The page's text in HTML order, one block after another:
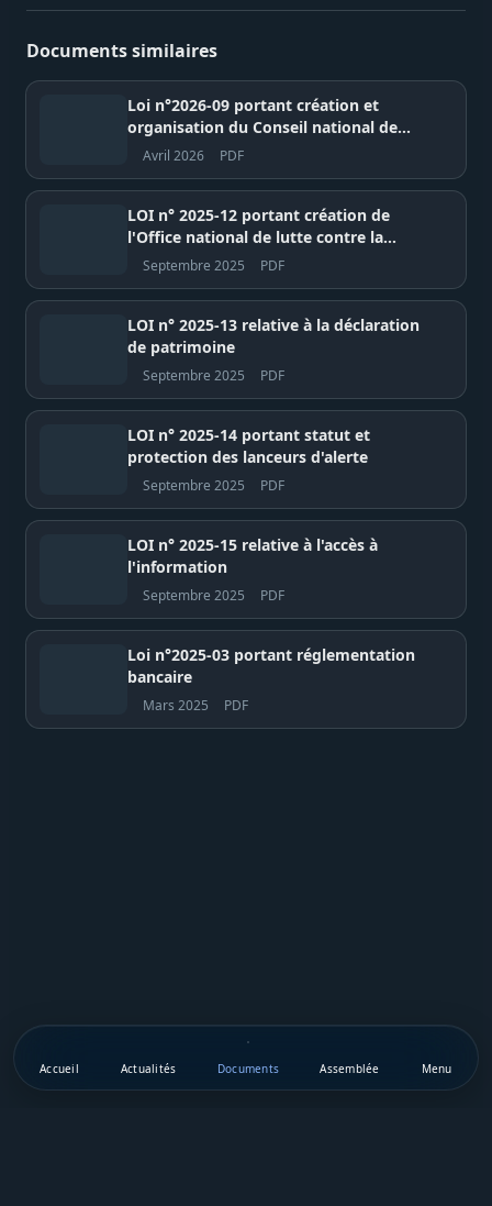
Documents similaires
Loi n°2026-09 portant création et
organisation du Conseil national de
Régulation des Médias (CNRM) –
Avril 2026 PDF
LOI n° 2025-12 portant création de
l'Office national de lutte contre la
Corruption (OFNAC)
Septembre 2025 PDF
LOI n° 2025-13 relative à la déclaration
de patrimoine
Septembre 2025 PDF
LOI n° 2025-14 portant statut et
protection des lanceurs d'alerte
Septembre 2025 PDF
LOI n° 2025-15 relative à l'accès à
l'information
Septembre 2025 PDF
Loi n°2025-03 portant réglementation
bancaire
Mars 2025 PDF
Accueil Actualités Documents Assemblée Menu